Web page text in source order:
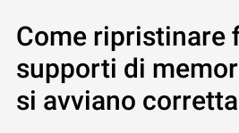
Come ripristinare
supporti di
si avviano